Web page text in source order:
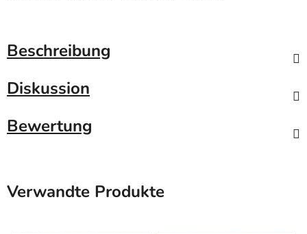
Beschreibung
Diskussion
Bewertung
Verwandte Produkte